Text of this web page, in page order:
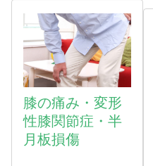
膝の痛み・変形
性膝関節症・半
月板損傷